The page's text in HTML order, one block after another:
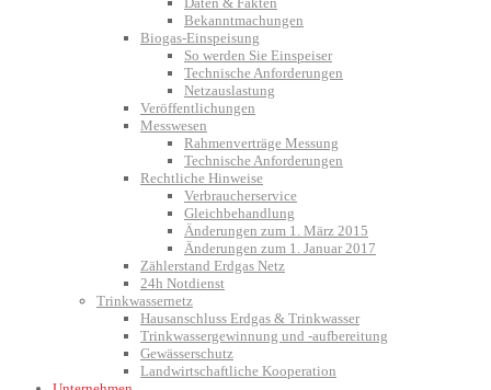
Bekanntmachungen
Biogas-Einspeisung
So werden Sie Einspeiser
Technische Anforderungen
Netzauslastung
Veröffentlichungen
Messwesen
Rahmenverträge Messung
Technische Anforderungen
Rechtliche Hinweise
Verbraucherservice
Gleichbehandlung
Änderungen zum 1. März 2015
Änderungen zum 1. Januar 2017
Zählerstand Erdgas Netz
24h Notdienst
Trinkwassernetz
Hausanschluss Erdgas & Trinkwasser
Trinkwassergewinnung und -aufbereitung
Gewässerschutz
Landwirtschaftliche Kooperation